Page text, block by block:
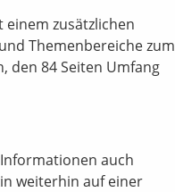
zusätzlichen
Themenbereiche zum
den 84 Seiten Umfang
auch
weiterhin auf einer